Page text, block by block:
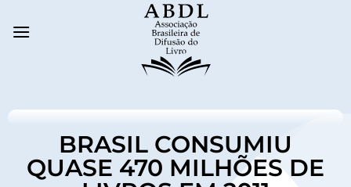
BRASIL CONSUMIU
QUASE 470 MILHÕES DE